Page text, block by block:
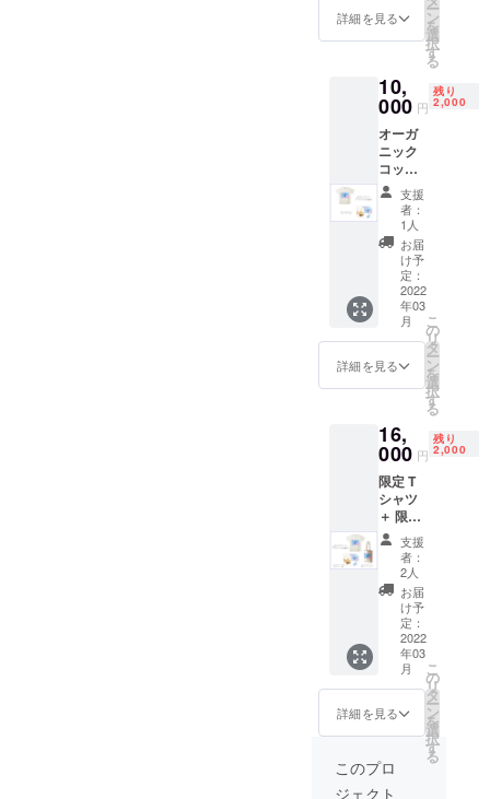
50年後、人
生きていけ
るように、
「現実逃避
のいらな
い」美しい
未来を目指
して、
Design inc.
ションとい
きます。
Padma
Creative
Design inc.
詳細を見る ー
ン
を
選
択
す
る
10,
000 円
残り
2,000
オーガ
ニック
コット
ン 限定
Tシャツ
＋ 限定
ステッ
カー
（２ 枚 /
3種類入
り）
支援
者：
1人
お届
け予
定：
2022
年03
月
詳細を見る
こ
の
リ
タ
ー
ン
を
選
択
す
る
16,
000 円
残り
2,000
限定 T
シャツ
＋ 限定
トート
バッグ
＋限定
ステッ
カー
（２枚 /
3種類入
り）
支援
者：
2人
お届
け予
定：
2022
年03
月
詳細を見る
こ
の
リ
タ
ー
ン
を
選
択
す
る
このプロ
ジェクト